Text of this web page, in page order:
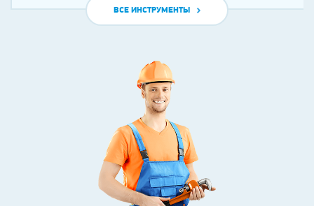
ВСЕ ИНСТРУМЕНТЫ